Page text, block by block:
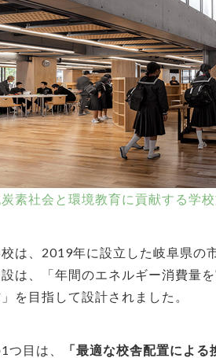
素社会と環境教育に貢献する学
は、2019年に設立した岐阜県
は、「年間のエネルギー消費量
を目指して設計されました。
つ目は、
「最適な校舎配置によ